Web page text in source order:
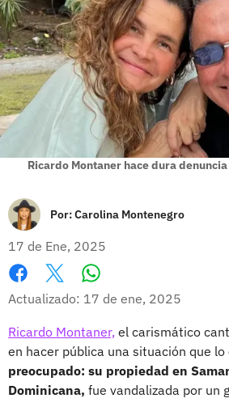
Ricardo Montaner hace dura denuncia
Por:Carolina Montenegro
17 de Ene, 2025
Facebook
X
Actualizado: 17 de ene, 2025
Ricardo Montaner, el carismático
en hacer pública una situación que lo
preocupado: su propiedad en
Dominicana, fue vandalizada por un